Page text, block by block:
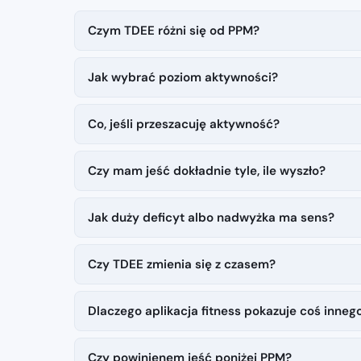
Czym TDEE różni się od PPM?
Jak wybrać poziom aktywności?
Co, jeśli przeszacuję aktywność?
Czy mam jeść dokładnie tyle, ile wyszło?
Jak duży deficyt albo nadwyżka ma sens?
Czy TDEE zmienia się z czasem?
Dlaczego aplikacja fitness pokazuje coś
Czy powinienem jeść poniżej PPM?